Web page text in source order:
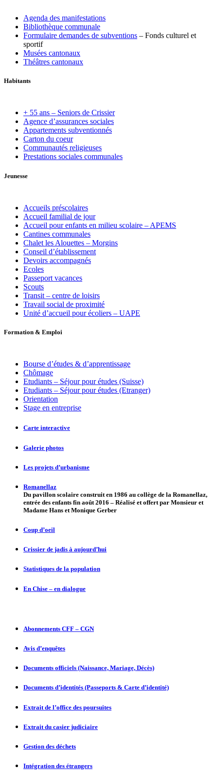
Agenda des manifestations
Bibliothèque communale
Formulaire demandes de subventions – Fonds culturel et
sportif
Musées cantonaux
Théâtres cantonaux
Habitants
+ 55 ans – Seniors de Crissier
Agence d’assurances sociales
Appartements subventionnés
Carton du coeur
Communautés religieuses
Prestations sociales communales
Jeunesse
Accueils préscolaires
Accueil familial de jour
Accueil pour enfants en milieu scolaire – APEMS
Cantines communales
Chalet les Alouettes – Morgins
Conseil d’établissement
Devoirs accompagnés
Ecoles
Passeport vacances
Scouts
Transit – centre de loisirs
Travail social de proximité
Unité d’accueil pour écoliers – UAPE
Formation & Emploi
Bourse d’études & d’apprentissage
Chômage
Etudiants – Séjour pour études (Suisse)
Etudiants – Séjour pour études (Etranger)
Orientation
Stage en entreprise
Carte interactive
Galerie photos
Les projets d’urbanisme
Romanellaz
Du pavillon scolaire construit en 1986 au collège de la Romanellaz,
entrée des enfants fin août 2016 – Réalisé et offert par Monsieur et
Madame Hans et Monique Gerber
Coup d’oeil
Crissier de jadis à aujourd’hui
Statistiques de la population
En Chise – en dialogue
Abonnements CFF – CGN
Avis d’enquêtes
Documents officiels (Naissance, Mariage, Décès)
Documents d’identités (Passeports & Carte d’identité)
Extrait de l’office des poursuites
Extrait du casier judiciaire
Gestion des déchets
Intégration des étrangers